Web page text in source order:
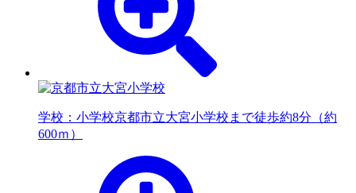
学校：小学校京都市立大宮小学校まで徒歩約8分（約
600ｍ）